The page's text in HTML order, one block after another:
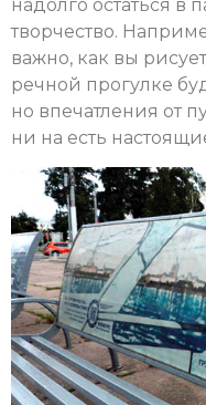
надолго остаться в
творчество.
важно, как вы
речной прогулке
но впечатления от
ни на есть